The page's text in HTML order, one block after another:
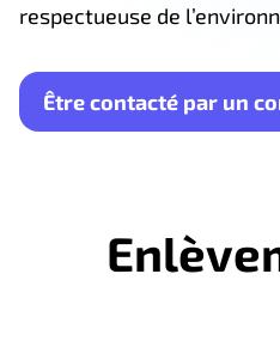
respectueuse de
Être contacté par un